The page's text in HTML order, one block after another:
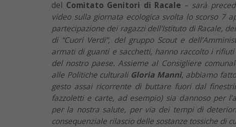
del Comitato Genitori di Racale – sarà
video sulla giornata ecologica svolta lo scorso 7
partecipazione dei ragazzi dell’Istituto di Racale,
di “Cuori Verdi”, del gruppo Scout e
armati di guanti e sacchetti, hanno raccolto i
del nostro paese. Assieme al Consigliere
alle Politiche culturali Gloria Manni, abbiamo
gesto assai ricorrente di buttare fuori dal
fazzoletti e carte, ad esempio) sia dannoso per
per la nostra salute, per via dei tempi di
consequenziale rilascio delle sostanze tossiche di